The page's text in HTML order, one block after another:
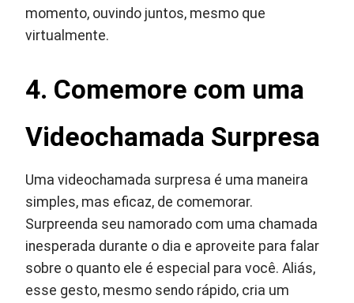
momento, ouvindo juntos, mesmo que
virtualmente.
4. Comemore com uma
Videochamada Surpresa
Uma videochamada surpresa é uma maneira
simples, mas eficaz, de comemorar.
Surpreenda seu namorado com uma chamada
inesperada durante o dia e aproveite para falar
sobre o quanto ele é especial para você. Aliás,
esse gesto, mesmo sendo rápido, cria um